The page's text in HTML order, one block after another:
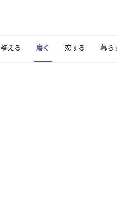
整える 磨く 恋する 暮ら